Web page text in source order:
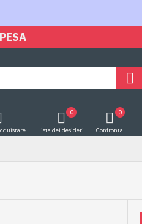
Lista dei desideri
0
Confronta
0